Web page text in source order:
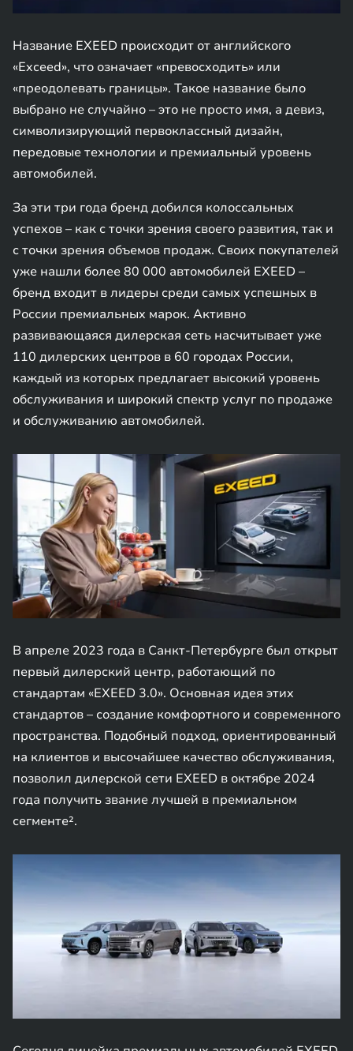
Название EXEED происходит от английского
«Exceed», что означает «превосходить» или
«преодолевать границы». Такое название было
выбрано не случайно – это не просто имя, а девиз,
символизирующий первоклассный дизайн,
передовые технологии и премиальный уровень
автомобилей.
За эти три года бренд добился колоссальных
успехов – как с точки зрения своего развития, так и
с точки зрения объемов продаж. Своих покупателей
уже нашли более 80 000 автомобилей EXEED –
бренд входит в лидеры среди самых успешных в
России премиальных марок. Активно
развивающаяся дилерская сеть насчитывает уже
110 дилерских центров в 60 городах России,
каждый из которых предлагает высокий уровень
обслуживания и широкий спектр услуг по продаже
и обслуживанию автомобилей.
В апреле 2023 года в Санкт-Петербурге был открыт
первый дилерский центр, работающий по
стандартам «EXEED 3.0». Основная идея этих
стандартов – создание комфортного и современного
пространства. Подобный подход, ориентированный
на клиентов и высочайшее качество обслуживания,
позволил дилерской сети EXEED в октябре 2024
года получить звание лучшей в премиальном
сегменте².